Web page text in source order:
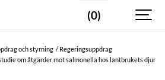
(0)
och styrning
Regeringsuppdrag
om åtgärder mot salmonella hos lantbrukets djur